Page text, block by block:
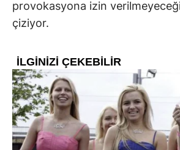
provokasyona izin
çiziyor.